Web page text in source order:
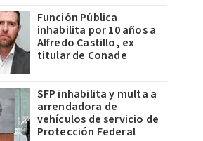
Función Pública
inhabilita por 10 años a
Alfredo Castillo, ex
titular de Conade
SFP inhabilita y multa a
arrendadora de
vehículos de servicio de
Protección Federal